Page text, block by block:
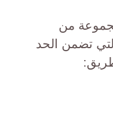
سنترا 2026 مجموعة من
تضمن الحد